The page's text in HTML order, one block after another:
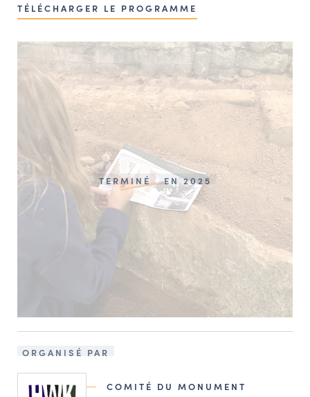
TÉLÉCHARGER LE PROGRAMME
TERMINÉ EN 2025
ORGANISÉ PAR
COMITÉ DU MONUMENT